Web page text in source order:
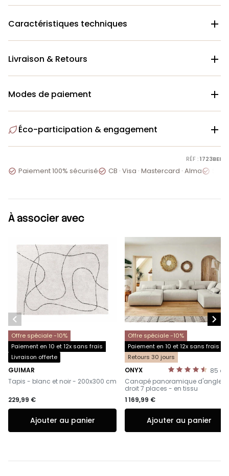
Caractéristiques techniques 
Livraison & Retours 
Modes de paiement 
Éco-participation & engagement 
RÉF :1723BEI
 Paiement 100% sécurisé CB · Visa · Mastercard · Alma
À associer avec
Offre spéciale -10%
Paiement en 10 et 12x sans frais
Livraison offerte
GUIMAR
-
Tapis - blanc et noir - 200x300 cm
229,99 €
Ajouter au panier
Offre spéciale -10%
Paiement en 10 et 12x sans frais
Retours 30 jours
85
ONYX
-
Canapé panoramique d'angle
droit 7 places - en tissu
1 169,99 €
Ajouter au panier
 